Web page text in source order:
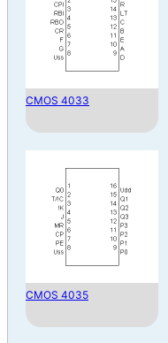
CMOS 4033
CMOS 4035